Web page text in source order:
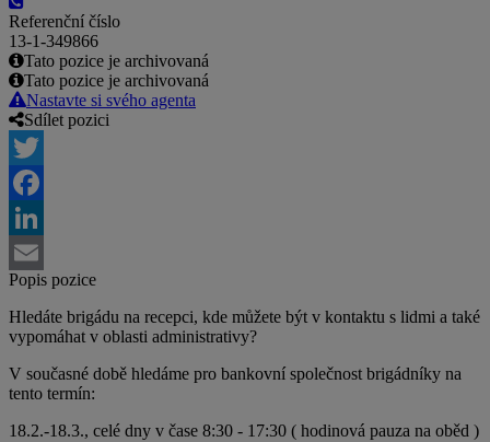
Referenční číslo
13-1-349866
Tato pozice je archivovaná
Tato pozice je archivovaná
Nastavte si svého agenta
Sdílet pozici
Twitter
Facebook
LinkedIn
Email
Popis pozice
Hledáte brigádu na recepci, kde můžete být v kontaktu s lidmi a také
vypomáhat v oblasti administrativy?
V současné době hledáme pro bankovní společnost brigádníky na
tento termín:
18.2.-18.3., celé dny v čase 8:30 - 17:30 ( hodinová pauza na oběd )